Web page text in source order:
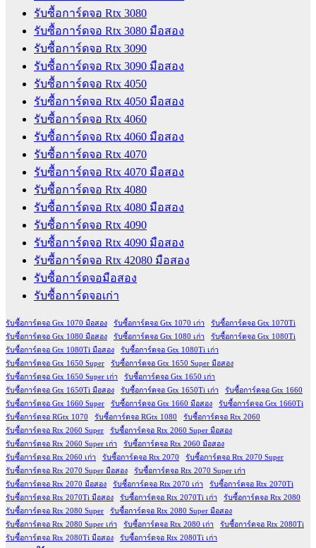
รับซื้อการ์ดจอ Rtx 3080
รับซื้อการ์ดจอ Rtx 3080 มือสอง
รับซื้อการ์ดจอ Rtx 3090
รับซื้อการ์ดจอ Rtx 3090 มือสอง
รับซื้อการ์ดจอ Rtx 4050
รับซื้อการ์ดจอ Rtx 4050 มือสอง
รับซื้อการ์ดจอ Rtx 4060
รับซื้อการ์ดจอ Rtx 4060 มือสอง
รับซื้อการ์ดจอ Rtx 4070
รับซื้อการ์ดจอ Rtx 4070 มือสอง
รับซื้อการ์ดจอ Rtx 4080
รับซื้อการ์ดจอ Rtx 4080 มือสอง
รับซื้อการ์ดจอ Rtx 4090
รับซื้อการ์ดจอ Rtx 4090 มือสอง
รับซื้อการ์ดจอ Rtx 42080 มือสอง
รับซื้อการ์ดจอมือสอง
รับซื้อการ์ดจอเก่า
รับซื้อการ์ดจอ Gtx 1070 มือสอง รับซื้อการ์ดจอ Gtx 1070 เก่า
รับซื้อการ์ดจอ Gtx 1070Ti
รับซื้อการ์ดจอ Gtx 1080 มือสอง
รับซื้อการ์ดจอ Gtx 1080 เก่า
รับซื้อการ์ดจอ Gtx 1080Ti
รับซื้อการ์ดจอ Gtx 1080Ti มือสอง
รับซื้อการ์ดจอ Gtx 1080Ti เก่า
รับซื้อการ์ดจอ Gtx 1650 Super
รับซื้อการ์ดจอ Gtx 1650 Super มือสอง
รับซื้อการ์ดจอ Gtx 1650 Super เก่า
รับซื้อการ์ดจอ Gtx 1650 เก่า
รับซื้อการ์ดจอ Gtx 1650Ti มือสอง
รับซื้อการ์ดจอ Gtx 1650Ti เก่า
รับซื้อการ์ดจอ Gtx 1660
รับซื้อการ์ดจอ Gtx 1660 Super
รับซื้อการ์ดจอ Gtx 1660 มือสอง
รับซื้อการ์ดจอ Gtx 1660Ti
รับซื้อการ์ดจอ RGtx 1070
รับซื้อการ์ดจอ RGtx 1080
รับซื้อการ์ดจอ Rtx 2060
รับซื้อการ์ดจอ Rtx 2060 Super
รับซื้อการ์ดจอ Rtx 2060 Super มือสอง
รับซื้อการ์ดจอ Rtx 2060 Super เก่า
รับซื้อการ์ดจอ Rtx 2060 มือสอง
รับซื้อการ์ดจอ Rtx 2060 เก่า
รับซื้อการ์ดจอ Rtx 2070
รับซื้อการ์ดจอ Rtx 2070 Super
รับซื้อการ์ดจอ Rtx 2070 Super มือสอง
รับซื้อการ์ดจอ Rtx 2070 Super เก่า
รับซื้อการ์ดจอ Rtx 2070 มือสอง
รับซื้อการ์ดจอ Rtx 2070 เก่า
รับซื้อการ์ดจอ Rtx 2070Ti
รับซื้อการ์ดจอ Rtx 2070Ti มือสอง
รับซื้อการ์ดจอ Rtx 2070Ti เก่า
รับซื้อการ์ดจอ Rtx 2080
รับซื้อการ์ดจอ Rtx 2080 Super
รับซื้อการ์ดจอ Rtx 2080 Super มือสอง
รับซื้อการ์ดจอ Rtx 2080 Super เก่า
รับซื้อการ์ดจอ Rtx 2080 เก่า
รับซื้อการ์ดจอ Rtx 2080Ti
รับซื้อการ์ดจอ Rtx 2080Ti มือสอง
รับซื้อการ์ดจอ Rtx 2080Ti เก่า